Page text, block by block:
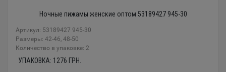
Ночные пижамы женские оптом 53189427 945-30
Артикул: 53189427 945-30
Размеры: 42-46, 48-50
Количество в упаковке: 2
УПАКОВКА: 1276 ГРН.